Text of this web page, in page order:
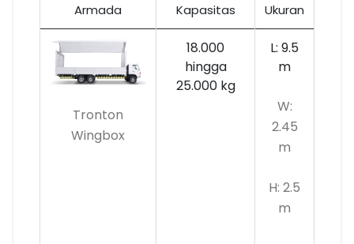
Armada Kapasitas Ukuran
Tronton
Wingbox
18.000
hingga
25.000 kg
L: 9.5
m
W:
2.45
m
H: 2.5
m